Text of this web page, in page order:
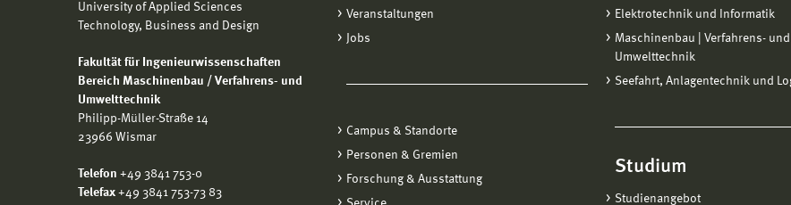
University of Applied Sciences
Technology, Business and Design
Fakultät für Ingenieurwissenschaften
Bereich Maschinenbau / Verfahrens- und
Umwelttechnik
Philipp-Müller-Straße 14
23966 Wismar
Telefon +49 3841 753-0
Telefax +49 3841 753-73 83
Veranstaltungen
Jobs
Campus & Standorte
Personen & Gremien
Forschung & Ausstattung
Elektrotechnik und Informatik
Maschinenbau | Verfahrens- und
Umwelttechnik
Seefahrt, Anlagentechnik und
Studium
Studienangebot